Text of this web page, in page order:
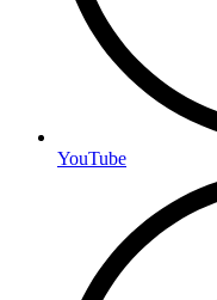
YouTube